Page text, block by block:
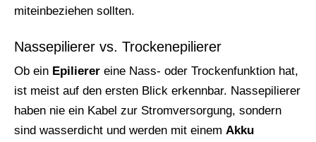
miteinbeziehen sollten.
Nassepilierer vs. Trockenepilierer
Ob ein Epilierer eine Nass- oder Trockenfunktion hat,
ist meist auf den ersten Blick erkennbar. Nassepilierer
haben nie ein Kabel zur Stromversorgung, sondern
sind wasserdicht und werden mit einem Akku